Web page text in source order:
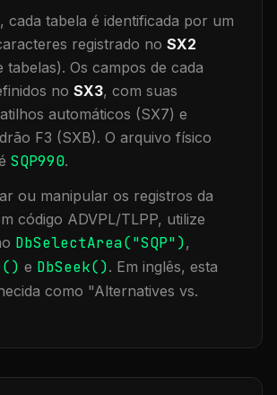
cada tabela é identificada por um
registrado no SX2
tabelas). Os campos de cada
no SX3, com suas
automáticos (SX7) e
F3 (SXB). O arquivo físico
SQP990.
ou manipular os registros da
código ADVPL/TLPP, utilize
DbSelectArea("SQP"),
e DbSeek(). Em inglês, esta
como "Alternatives vs.